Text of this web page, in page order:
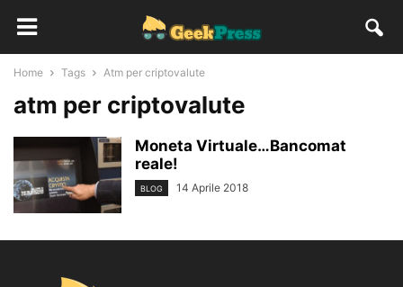
Home Tags Atm per criptovalute
atm per criptovalute
Moneta Virtuale…Bancomat
reale!
BLOG 14 Aprile 2018